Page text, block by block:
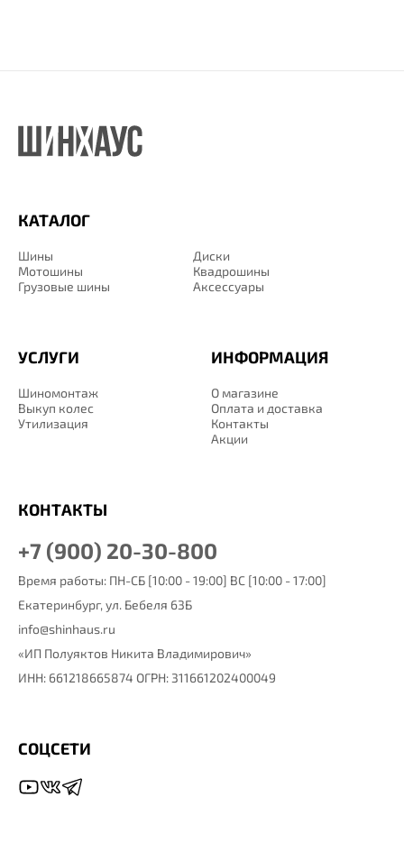
КАТАЛОГ
Шины
Диски
Мотошины
Квадрошины
Грузовые шины
Аксессуары
ИНФОРМАЦИЯ
О магазине
Оплата и доставка
Контакты
Акции
УСЛУГИ
Шиномонтаж
Выкуп колес
Утилизация
КОНТАКТЫ
+7 (900) 20-30-800
Время работы: ПН-СБ [10:00 - 19:00] ВС [10:00 - 17:00]
Екатеринбург, ул. Бебеля 63Б
info@shinhaus.ru
«ИП Полуяктов Никита Владимирович»
ИНН: 661218665874 ОГРН: 311661202400049
СОЦСЕТИ